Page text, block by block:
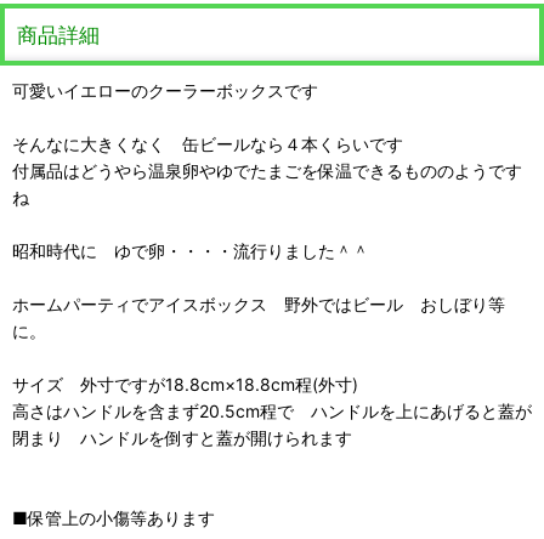
商品詳細
可愛いイエローのクーラーボックスです
そんなに大きくなく 缶ビールなら４本くらいです
付属品はどうやら温泉卵やゆでたまごを保温できるもののようです
ね
昭和時代に ゆで卵・・・・流行りました＾＾
ホームパーティでアイスボックス 野外ではビール おしぼり等
に。
サイズ 外寸ですが18.8cm×18.8cm程(外寸)
高さはハンドルを含まず20.5cm程で ハンドルを上にあげると蓋が
閉まり ハンドルを倒すと蓋が開けられます
■保管上の小傷等あります